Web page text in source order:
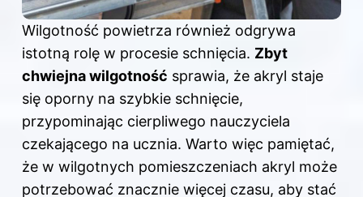
Wilgotność powietrza również odgrywa
istotną rolę w procesie schnięcia. Zbyt
chwiejna wilgotność sprawia, że akryl staje
się oporny na szybkie schnięcie,
przypominając cierpliwego nauczyciela
czekającego na ucznia. Warto więc pamiętać,
że w wilgotnych pomieszczeniach akryl może
potrzebować znacznie więcej czasu, aby stać